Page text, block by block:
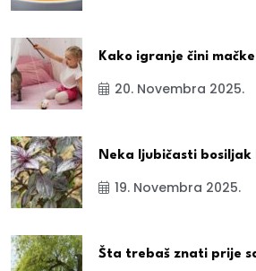
Kako igranje čini
20. Novembra 2025.
Neka ljubičasti bosiljak
19. Novembra 2025.
Šta trebaš znati prije